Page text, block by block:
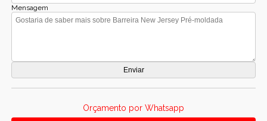
Mensagem
Orçamento por Whatsapp